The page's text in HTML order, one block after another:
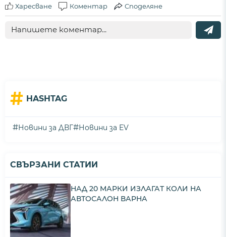
Харесване Коментар Споделяне
# HASHTAG
#Новини за ДВГ#Новини за EV
СВЪРЗАНИ СТАТИИ
НАД 20 МАРКИ ИЗЛАГАТ КОЛИ НА
АВТОСАЛОН ВАРНА